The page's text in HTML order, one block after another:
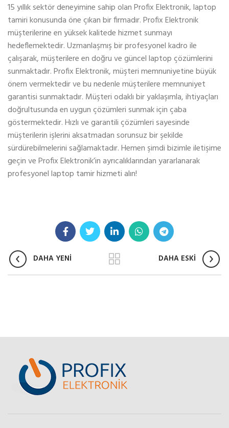
15 yıllık sektör deneyimine sahip olan Profix Elektronik, laptop
tamiri konusunda öne çıkan bir firmadır. Profix Elektronik
müşterilerine en yüksek kalitede hizmet sunmayı
hedeflemektedir. Uzmanlaşmış bir profesyonel kadro ile
çalışarak, müşterilere en doğru ve güncel laptop çözümlerini
sunmaktadır. Profix Elektronik, müşteri memnuniyetine büyük
önem vermektedir ve bu nedenle müşterilere memnuniyet
garantisi sunmaktadır. Müşteri odaklı bir yaklaşımla, ihtiyaçları
doğrultusunda en uygun çözümleri sunmak için çaba
göstermektedir. Hızlı ve garantili çözümleri sayesinde
müşterilerin işlerini aksatmadan sorunsuz bir şekilde
sürdürebilmelerini sağlamaktadır. Hemen şimdi bizimle iletişime
geçin ve Profix Elektronik’in ayrıcalıklarından yararlanarak
profesyonel laptop tamir hizmeti alın!
DAHA YENİ DAHA ESKİ